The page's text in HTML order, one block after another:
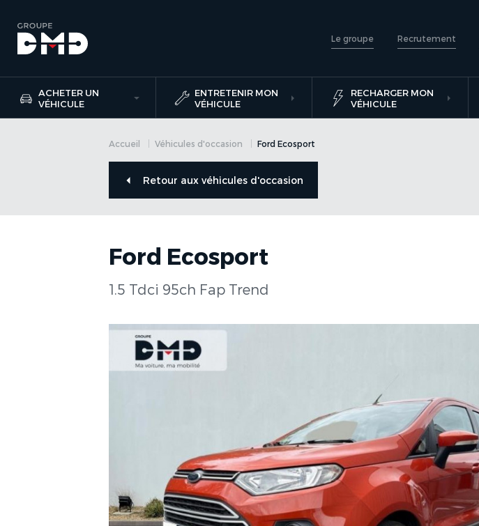
Le groupe Recrutement
ACHETER UN
VÉHICULE
ENTRETENIR MON
VÉHICULE
RECHARGER MON
VÉHICULE
Accueil Véhicules d'occasion Ford Ecosport
Retour aux véhicules d'occasion
Ford Ecosport
1.5 Tdci 95ch Fap Trend